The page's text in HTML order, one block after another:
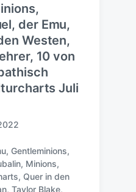
der Emu,
Westen,
10 von
Juli
, Gentleminions,
, Minions,
, Quer in den
,Taylor Blake,